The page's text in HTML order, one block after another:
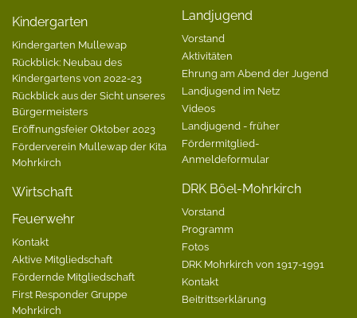
Kindergarten
Kindergarten Mullewap
Rückblick: Neubau des
Kindergartens von 2022-23
Rückblick aus der Sicht unseres
Bürgermeisters
Eröffnungsfeier Oktober 2023
Förderverein Mullewap der Kita
Mohrkirch
Wirtschaft
Feuerwehr
Kontakt
Aktive Mitgliedschaft
Fördernde Mitgliedschaft
First Responder Gruppe
Mohrkirch
Landjugend
Vorstand
Aktivitäten
Ehrung am Abend der Jugend
Landjugend im Netz
Videos
Landjugend - früher
Fördermitglied-
Anmeldeformular
DRK Böel-Mohrkirch
Vorstand
Programm
Fotos
DRK Mohrkirch von 1917-1991
Kontakt
Beitrittserklärung